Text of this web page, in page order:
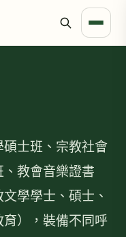
士班、宗教社會
教會音樂證書
學學士、碩士、
），裝備不同呼